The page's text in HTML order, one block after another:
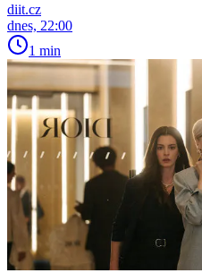
diit.cz
dnes, 22:00
1 min